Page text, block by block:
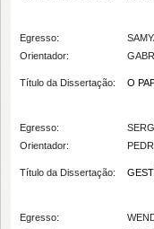
Egresso:
Orientador:
Título da Dissertação: O
Egresso:
Orientador:
Título da Dissertação:
Egresso: